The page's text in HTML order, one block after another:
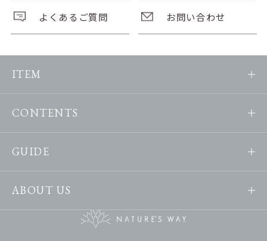
よくあるご質問 お問い合わせ
ITEM
CONTENTS
GUIDE
ABOUT US